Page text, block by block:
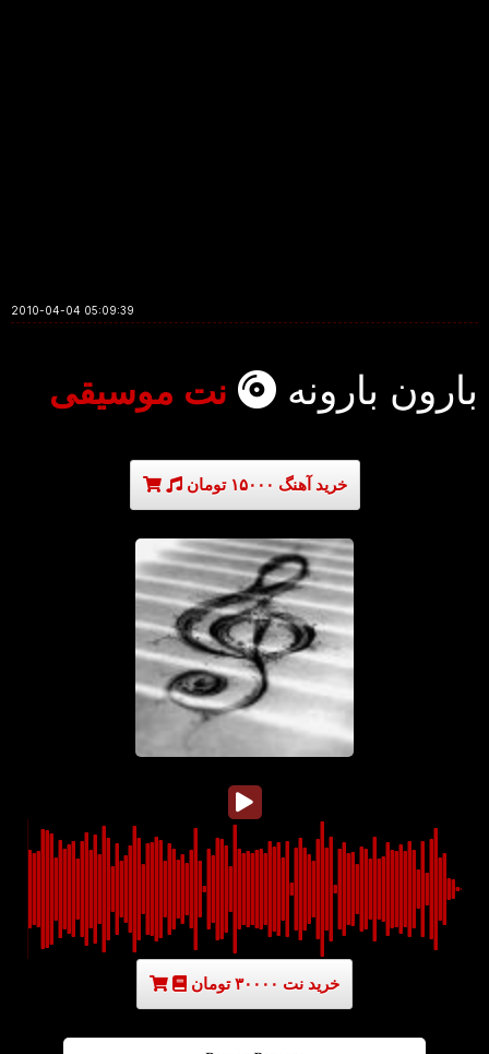
2010-04-04 05:09:39
بارون بارونه نت موسیقی
خرید آهنگ ۱۵۰۰۰ تومان
خرید نت ۳۰۰۰۰ تومان